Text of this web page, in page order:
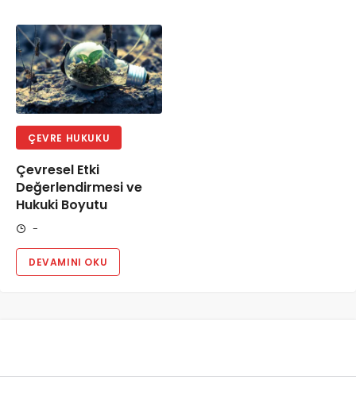
ÇEVRE HUKUKU
Çevresel Etki
Değerlendirmesi ve
Hukuki Boyutu
-
DEVAMINI OKU